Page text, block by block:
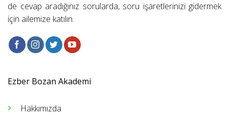
de cevap aradığınız sorularda, soru işaretlerinizi gidermek
için ailemize katılın.
Ezber Bozan Akademi
Hakkımızda